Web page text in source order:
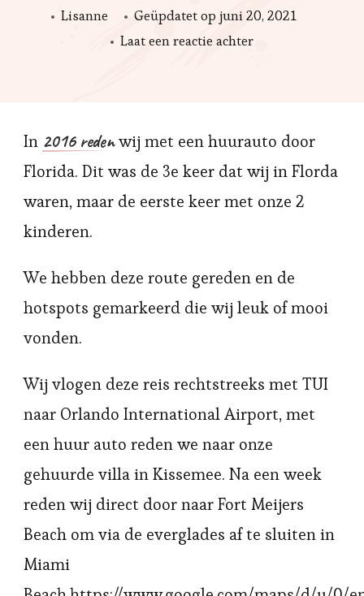
Lisanne Geüpdatet op juni 20, 2021
Laat een reactie achterop
Florida
In 2016 redenwij met een huurauto door
Florida. Dit was de 3e keer dat wij in Florda
waren, maar de eerste keer met onze 2
kinderen.
We hebben deze route gereden en de
hotspots gemarkeerd die wij leuk of mooi
vonden.
Wij vlogen deze reis rechtstreeks met TUI
naar Orlando International Airport, met
een huur auto reden we naar onze
gehuurde villa in Kissemee. Na een week
reden wij direct door naar Fort Meijers
Beach om via de everglades af te sluiten in
Miami